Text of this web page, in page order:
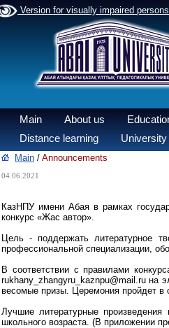
Version for visually impaired persons
Main About us
Distance learning
Main / Announcements
04.06.2021
КазНПУ имени Абая в рамках
конкурс «Жас автор».
Цель - поддержать литературное
профессиональной специализации,
В соответствии с правилами
rukhany_zhangyru_kaznpu@mail.ru на
весомые призы. Церемония пройдет
Лучшие литературные
школьного возраста. (В приложении